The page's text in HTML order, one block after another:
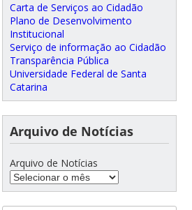
Carta de Serviços ao Cidadão
Plano de Desenvolvimento
Institucional
Serviço de informação ao Cidadão
Transparência Pública
Universidade Federal de Santa
Catarina
Arquivo de Notícias
Arquivo de Notícias